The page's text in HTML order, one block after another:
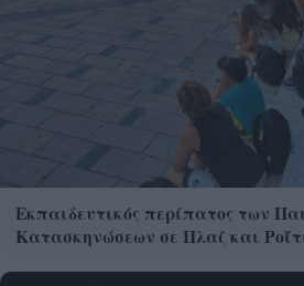
Εκπαιδευτικός περίπατος των
Κατασκηνώσεων σε Πλαζ και